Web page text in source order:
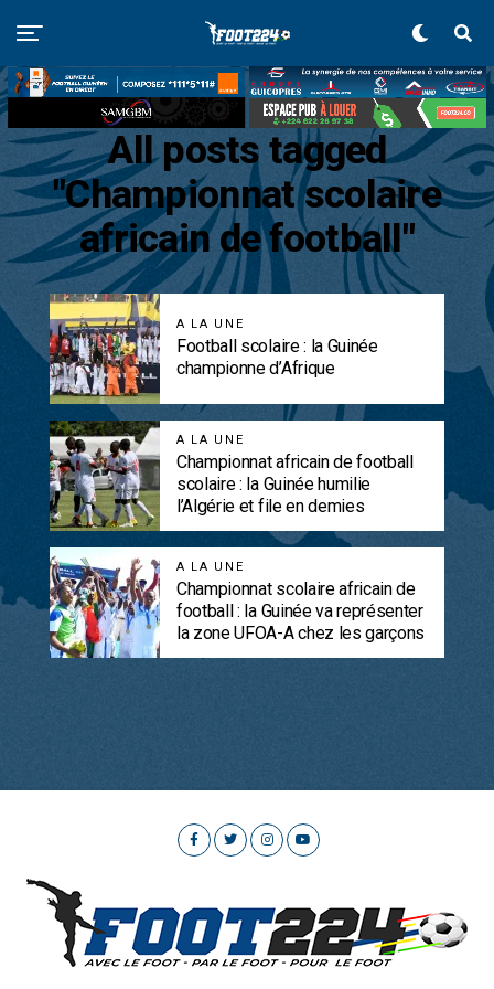
All posts tagged
"Championnat scolaire
africain de football"
A LA UNE
Football scolaire : la Guinée
championne d’Afrique
A LA UNE
Championnat africain de football
scolaire : la Guinée humilie
l’Algérie et file en demies
A LA UNE
Championnat scolaire africain de
football : la Guinée va représenter
la zone UFOA-A chez les garçons